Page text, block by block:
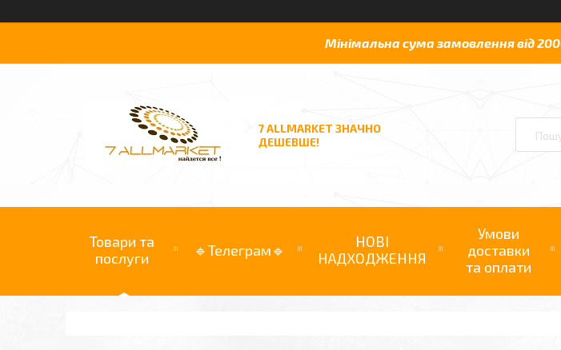
Мінімальна сума замовлення від
7 ALLMARKET ЗНАЧНО
ДЕШЕВШЕ!
Товари та
послуги
🔹Телеграм🔹
НОВІ
НАДХОДЖЕННЯ
Умови
доставки
та оплати